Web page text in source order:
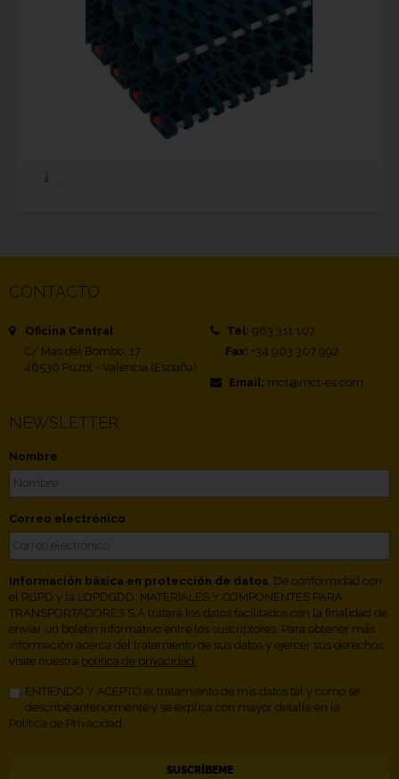
CONTACTO
Oficina Central
C/ Mas del Bombo, 17
46530 Puzol - Valencia (España)
Tel: 963 311 107
Fax: +34 963 307 992
Email: mct@mct-es.com
NEWSLETTER
Nombre
Correo electrónico
Información básica en protección de datos . De conformidad con
el RGPD y la LOPDGDD, MATERIALES Y COMPONENTES PARA
TRANSPORTADORES S.A tratará los datos facilitados con la finalidad de
enviar un boletín informativo entre los suscriptores. Para obtener más
información acerca del tratamiento de sus datos y ejercer sus derechos,
visite nuestra política de privacidad.
ENTIENDO Y ACEPTO el tratamiento de mis datos tal y como se
describe anteriormente y se explica con mayor detalle en la
Política de Privacidad.